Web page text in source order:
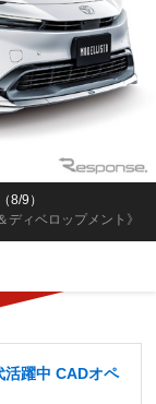
ディベロップメント》
8/9）
活躍中 CADオペ